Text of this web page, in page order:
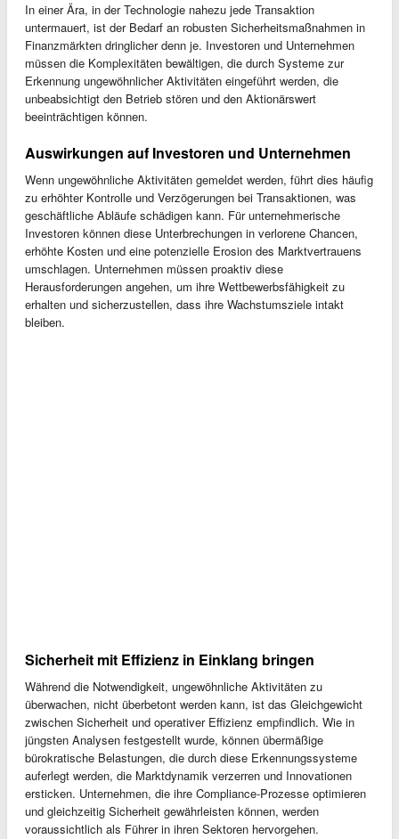
In einer Ära, in der Technologie nahezu jede Transaktion
untermauert, ist der Bedarf an robusten Sicherheitsmaßnahmen in
Finanzmärkten dringlicher denn je. Investoren und Unternehmen
müssen die Komplexitäten bewältigen, die durch Systeme zur
Erkennung ungewöhnlicher Aktivitäten eingeführt werden, die
unbeabsichtigt den Betrieb stören und den Aktionärswert
beeinträchtigen können.
Auswirkungen auf Investoren und Unternehmen
Wenn ungewöhnliche Aktivitäten gemeldet werden, führt dies häufig
zu erhöhter Kontrolle und Verzögerungen bei Transaktionen, was
geschäftliche Abläufe schädigen kann. Für unternehmerische
Investoren können diese Unterbrechungen in verlorene Chancen,
erhöhte Kosten und eine potenzielle Erosion des Marktvertrauens
umschlagen. Unternehmen müssen proaktiv diese
Herausforderungen angehen, um ihre Wettbewerbsfähigkeit zu
erhalten und sicherzustellen, dass ihre Wachstumsziele intakt
bleiben.
Sicherheit mit Effizienz in Einklang bringen
Während die Notwendigkeit, ungewöhnliche Aktivitäten zu
überwachen, nicht überbetont werden kann, ist das Gleichgewicht
zwischen Sicherheit und operativer Effizienz empfindlich. Wie in
jüngsten Analysen festgestellt wurde, können übermäßige
bürokratische Belastungen, die durch diese Erkennungssysteme
auferlegt werden, die Marktdynamik verzerren und Innovationen
ersticken. Unternehmen, die ihre Compliance-Prozesse optimieren
und gleichzeitig Sicherheit gewährleisten können, werden
voraussichtlich als Führer in ihren Sektoren hervorgehen.